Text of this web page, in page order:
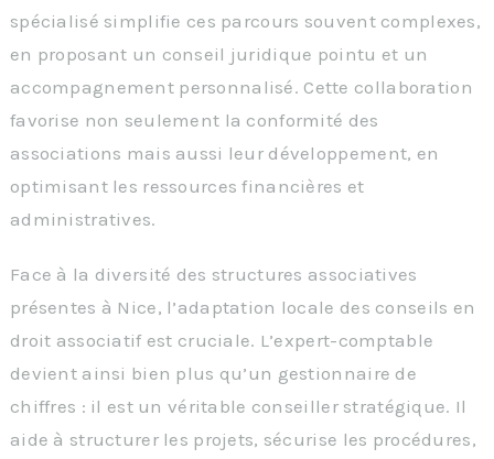
spécialisé simplifie ces parcours souvent complexes,
en proposant un conseil juridique pointu et un
accompagnement personnalisé. Cette collaboration
favorise non seulement la conformité des
associations mais aussi leur développement, en
optimisant les ressources financières et
administratives.
Face à la diversité des structures associatives
présentes à Nice, l’adaptation locale des conseils en
droit associatif est cruciale. L’expert-comptable
devient ainsi bien plus qu’un gestionnaire de
chiffres : il est un véritable conseiller stratégique. Il
aide à structurer les projets, sécurise les procédures,